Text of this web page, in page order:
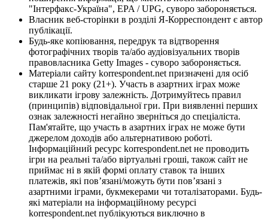
"Інтерфакс-Україна", EPA / UPG, суворо забороняється.
Власник веб-сторінки в розділі Я-Корреспондент є автор
публікації.
Будь-яке копіювання, передрук та відтворення
фотографічних творів та/або аудіовізуальних творів
правовласника Getty Images - суворо забороняється.
Матеріали сайту korrespondent.net призначені для осіб
старше 21 року (21+). Участь в азартних іграх може
викликати ігрову залежність. Дотримуйтесь правил
(принципів) відповідальної гри. При виявленні перших
ознак залежності негайно зверніться до спеціаліста.
Пам'ятайте, що участь в азартних іграх не може бути
джерелом доходів або альтернативою роботі.
Інформаційний ресурс korrespondent.net не проводить
ігри на реальні та/або віртуальні гроші, також сайт не
приймає ні в якій формі оплату ставок та інших
платежів, які пов’язані/можуть бути пов’язані з
азартними іграми, букмекерами чи тоталізаторами. Будь-
які матеріали на інформаційному ресурсі
korrespondent.net публікуються виключно в